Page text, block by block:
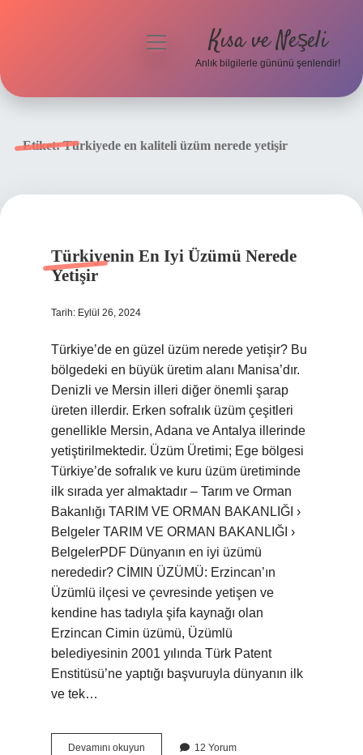
menüyü
Kısa ve Neşeli
Anlık bilgilerle gününü şenlendir!
Etiket:Türkiyede en kaliteli üzüm nerede yetişir
Türkiyenin En Iyi Üzümü Nerede
Yetişir
Tarih: Eylül 26, 2024
Türkiye’de en güzel üzüm nerede yetişir? Bu
bölgedeki en büyük üretim alanı Manisa’dır.
Denizli ve Mersin illeri diğer önemli şarap
üreten illerdir. Erken sofralık üzüm çeşitleri
genellikle Mersin, Adana ve Antalya illerinde
yetiştirilmektedir. Üzüm Üretimi; Ege bölgesi
Türkiye’de sofralık ve kuru üzüm üretiminde
ilk sırada yer almaktadır – Tarım ve Orman
Bakanlığı TARIM VE ORMAN BAKANLIĞI ›
Belgeler TARIM VE ORMAN BAKANLIĞI ›
BelgelerPDF Dünyanın en iyi üzümü
nerededir? CİMIN ÜZÜMÜ: Erzincan’ın
Üzümlü ilçesi ve çevresinde yetişen ve
kendine has tadıyla şifa kaynağı olan
Erzincan Cimin üzümü, Üzümlü
belediyesinin 2001 yılında Türk Patent
Enstitüsü’ne yaptığı başvuruyla dünyanın ilk
ve tek…
Devamını okuyun Türkiyenin 12 Yorum